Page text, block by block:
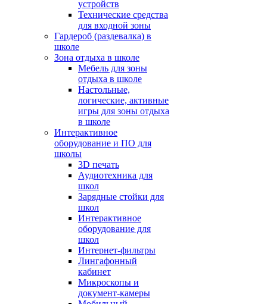
устройств
Технические средства
для входной зоны
Гардероб (раздевалка) в
школе
Зона отдыха в школе
Мебель для зоны
отдыха в школе
Настольные,
логические, активные
игры для зоны отдыха
в школе
Интерактивное
оборудование и ПО для
школы
3D печать
Аудиотехника для
школ
Зарядные стойки для
школ
Интерактивное
оборудование для
школ
Интернет-фильтры
Лингафонный
кабинет
Микроскопы и
документ-камеры